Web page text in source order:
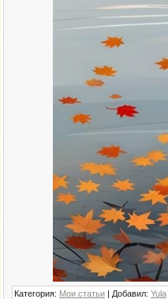
Категория: Мои статьи | Добавил: Yula